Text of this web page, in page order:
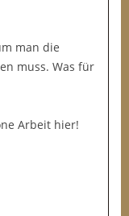
man die
muss. Was für
Arbeit hier!